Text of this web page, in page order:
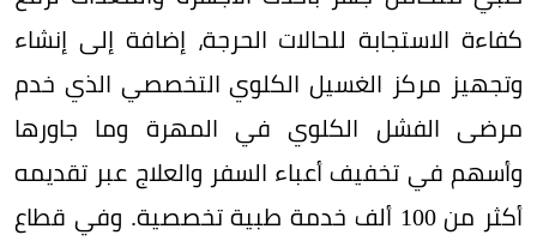
كفاءة الاستجابة للحالات الحرجة، إضافة إلى إنشاء
وتجهيز مركز الغسيل الكلوي التخصصي الذي خدم
مرضى الفشل الكلوي في المهرة وما جاورها
وأسهم في تخفيف أعباء السفر والعلاج عبر تقديمه
أكثر من 100 ألف خدمة طبية تخصصية. وفي قطاع